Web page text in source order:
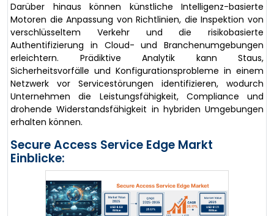
Darüber hinaus können künstliche Intelligenz-basierte
Motoren die Anpassung von Richtlinien, die Inspektion von
verschlüsseltem Verkehr und die risikobasierte
Authentifizierung in Cloud- und Branchenumgebungen
erleichtern. Prädiktive Analytik kann Staus,
Sicherheitsvorfälle und Konfigurationsprobleme in einem
Netzwerk vor Servicestörungen identifizieren, wodurch
Unternehmen die Leistungsfähigkeit, Compliance und
drohende Widerstandsfähigkeit in hybriden Umgebungen
erhalten können.
Secure Access Service Edge Markt
Einblicke: